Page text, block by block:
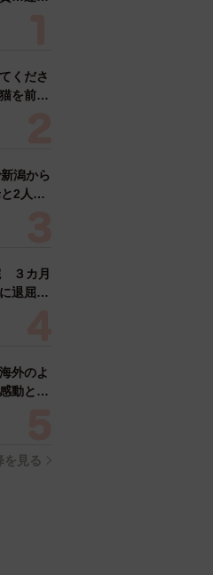
わる」
くださ
を前に
の重
潟から
2人で
生で
３カ月
退屈で
クを見
外のよ
動と反
」
を見る